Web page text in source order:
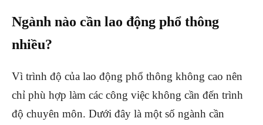
Ngành nào cần lao động phổ thông
nhiều?
Vì trình độ của lao động phổ thông không cao nên
chỉ phù hợp làm các công việc không cần đến trình
độ chuyên môn. Dưới đây là một số ngành cần